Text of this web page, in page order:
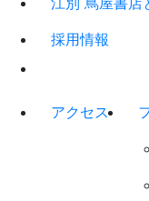
採用情報
アクセス